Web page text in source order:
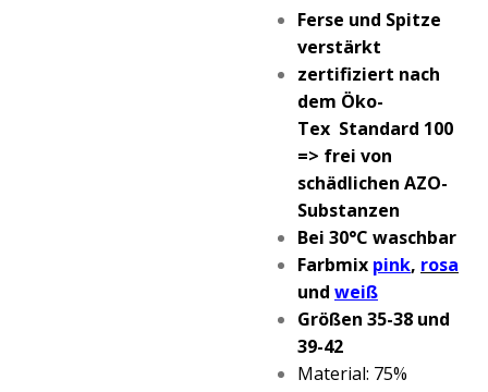
Ferse und Spitze
verstärkt
zertifiziert nach
dem Öko-
Tex Standard 100
=> frei von
schädlichen AZO-
Substanzen
Bei 30°C waschbar
Farbmix pink, rosa
und weiß
Größen 35-38 und
39-42
Material: 75%